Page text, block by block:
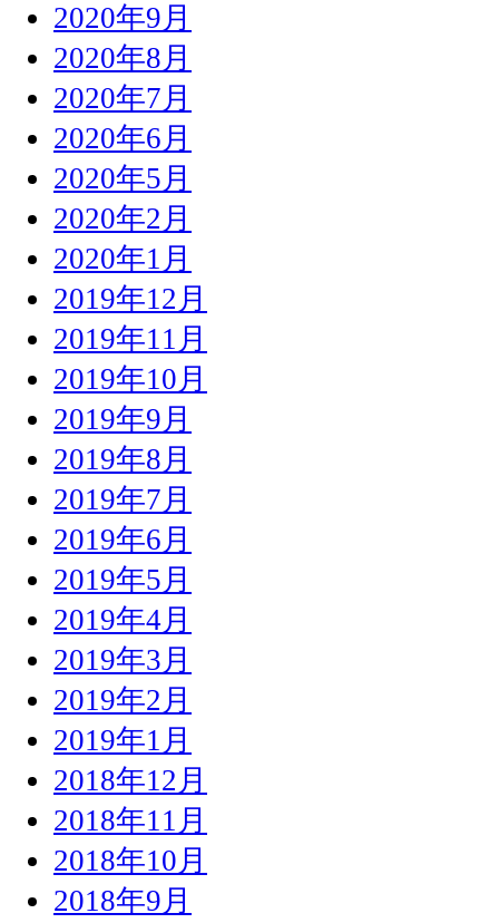
2020年9月
2020年8月
2020年7月
2020年6月
2020年5月
2020年2月
2020年1月
2019年12月
2019年11月
2019年10月
2019年9月
2019年8月
2019年7月
2019年6月
2019年5月
2019年4月
2019年3月
2019年2月
2019年1月
2018年12月
2018年11月
2018年10月
2018年9月